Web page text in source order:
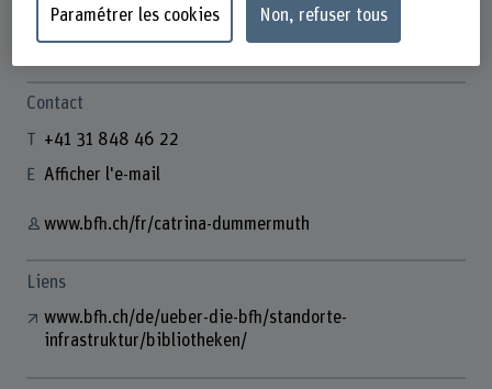
Co-Leiterin Hochschulbibliothek
Contact
+41 31 848 46 22
Afficher l'e-mail
www.bfh.ch/fr/catrina-dummermuth
Liens
www.bfh.ch/de/ueber-die-bfh/standorte-
infrastruktur/bibliotheken/
Paramétrer les cookies Non, refuser tous